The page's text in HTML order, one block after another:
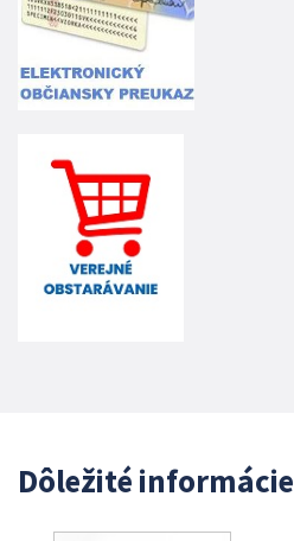
Dôležité informácie